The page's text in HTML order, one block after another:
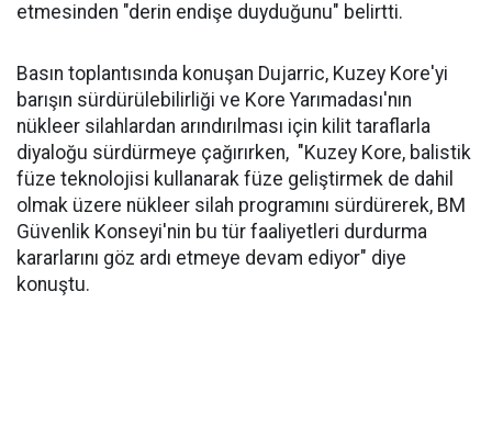
etmesinden "derin endişe duyduğunu" belirtti.
Basın toplantısında konuşan Dujarric, Kuzey Kore'yi
barışın sürdürülebilirliği ve Kore Yarımadası'nın
nükleer silahlardan arındırılması için kilit taraflarla
diyaloğu sürdürmeye çağırırken, "Kuzey Kore, balistik
füze teknolojisi kullanarak füze geliştirmek de dahil
olmak üzere nükleer silah programını sürdürerek, BM
Güvenlik Konseyi'nin bu tür faaliyetleri durdurma
kararlarını göz ardı etmeye devam ediyor" diye
konuştu.